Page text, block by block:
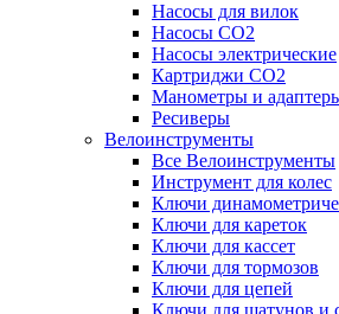
Насосы для вилок
Насосы CO2
Насосы электрические
Картриджи CO2
Манометры и
Ресиверы
Велоинструменты
Все Велоинструменты
Инструмент для колес
Ключи
Ключи для кареток
Ключи для кассет
Ключи для тормозов
Ключи для цепей
Ключи для шатунов и